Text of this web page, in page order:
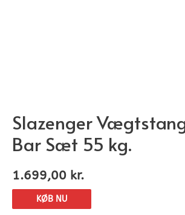
Slazenger
Bar Sæt 55 kg.
1.699,00 kr.
KØB NU